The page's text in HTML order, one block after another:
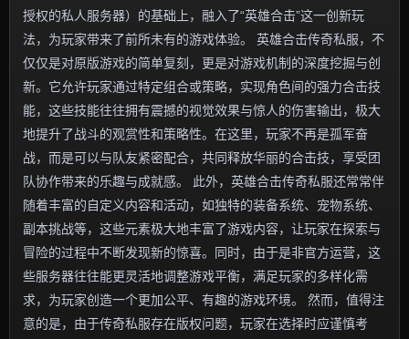
授权的私人服务器）的基础上，融入了“英雄合击”这一创新玩
法，为玩家带来了前所未有的游戏体验。 英雄合击传奇私服，不
仅仅是对原版游戏的简单复刻，更是对游戏机制的深度挖掘与创
新。它允许玩家通过特定组合或策略，实现角色间的强力合击技
能，这些技能往往拥有震撼的视觉效果与惊人的伤害输出，极大
地提升了战斗的观赏性和策略性。在这里，玩家不再是孤军奋
战，而是可以与队友紧密配合，共同释放华丽的合击技，享受团
队协作带来的乐趣与成就感。 此外，英雄合击传奇私服还常常伴
随着丰富的自定义内容和活动，如独特的装备系统、宠物系统、
副本挑战等，这些元素极大地丰富了游戏内容，让玩家在探索与
冒险的过程中不断发现新的惊喜。同时，由于是非官方运营，这
些服务器往往能更灵活地调整游戏平衡，满足玩家的多样化需
求，为玩家创造一个更加公平、有趣的游戏环境。 然而，值得注
意的是，由于传奇私服存在版权问题，玩家在选择时应谨慎考